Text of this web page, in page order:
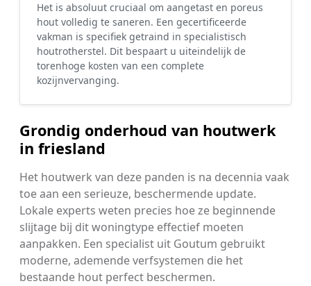
Het is absoluut cruciaal om aangetast en poreus
hout volledig te saneren. Een gecertificeerde
vakman is specifiek getraind in specialistisch
houtrotherstel. Dit bespaart u uiteindelijk de
torenhoge kosten van een complete
kozijnvervanging.
Grondig onderhoud van houtwerk
in friesland
Het houtwerk van deze panden is na decennia vaak
toe aan een serieuze, beschermende update.
Lokale experts weten precies hoe ze beginnende
slijtage bij dit woningtype effectief moeten
aanpakken. Een specialist uit Goutum gebruikt
moderne, ademende verfsystemen die het
bestaande hout perfect beschermen.